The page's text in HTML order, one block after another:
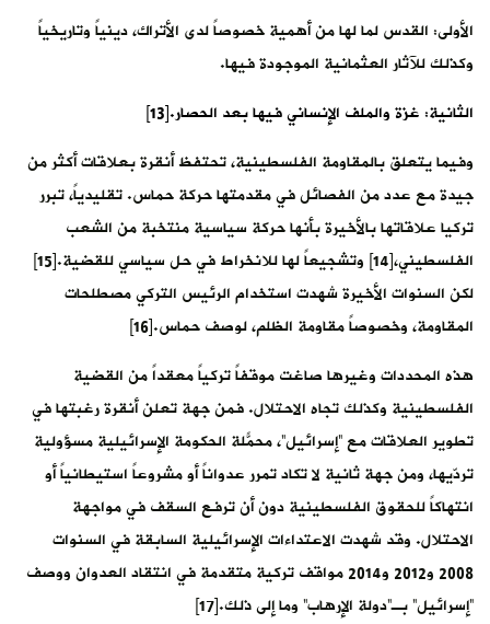
الأولى: القدس لما لها من أهمية خصوصاً لدى الأتراك، دينياً وتاريخياً
وكذلك للآثار العثمانية الموجودة فيها.
الثانية: غزة والملف الإنساني فيها بعد الحصار.[13]
وفيما يتعلق بالمقاومة الفلسطينية، تحتفظ أنقرة بعلاقات أكثر من
جيدة مع عدد من الفصائل في مقدمتها حركة حماس. تقليدياً، تبرر
تركيا علاقاتها بالأخيرة بأنها حركة سياسية منتخبة من الشعب
الفلسطيني،[14] وتشجيعاً لها للانخراط في حل سياسي للقضية.[15]
لكن السنوات الأخيرة شهدت استخدام الرئيس التركي مصطلحات
المقاومة، وخصوصاً مقاومة الظلم، لوصف حماس.[16]
هذه المحددات وغيرها صاغت موقفاً تركياً معقداً من القضية
الفلسطينية وكذلك تجاه الاحتلال. فمن جهة تعلن أنقرة رغبتها في
تطوير العلاقات مع “إسرائيل”، محمّلةً الحكومة الإسرائيلية مسؤولية
تردّيها، ومن جهة ثانية لا تكاد تمرر عدواناً أو مشروعاً استيطانياً أو
انتهاكاً للحقوق الفلسطينية دون أن ترفع السقف في مواجهة
الاحتلال. وقد شهدت الاعتداءات الإسرائيلية السابقة في السنوات
2008 و2012 و2014 مواقف تركية متقدمة في انتقاد العدوان ووصف
“إسرائيل” بـ”دولة الإرهاب” وما إلى ذلك.[17]